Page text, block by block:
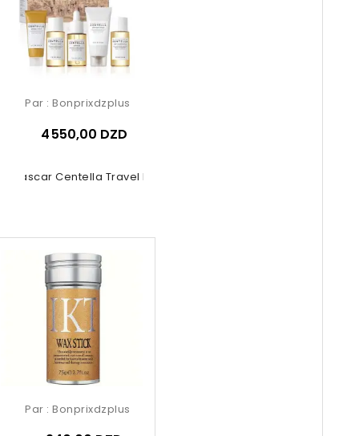
Centella Travel Kit 5 Pcs
Par : Bonprixdzplus
4 550,00 DZD
Par : Bonprixdzplus